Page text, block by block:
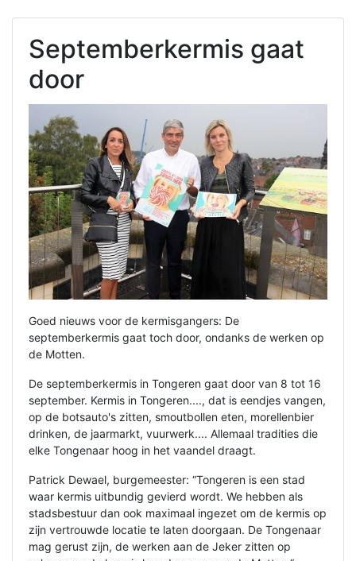
Septemberkermis gaat
door
Goed nieuws voor de kermisgangers: De
septemberkermis gaat toch door, ondanks de werken op
de Motten.
De septemberkermis in Tongeren gaat door van 8 tot 16
september. Kermis in Tongeren...., dat is eendjes vangen,
op de botsauto's zitten, smoutbollen eten, morellenbier
drinken, de jaarmarkt, vuurwerk.... Allemaal tradities die
elke Tongenaar hoog in het vaandel draagt.
Patrick Dewael, burgemeester: “Tongeren is een stad
waar kermis uitbundig gevierd wordt. We hebben als
stadsbestuur dan ook maximaal ingezet om de kermis op
zijn vertrouwde locatie te laten doorgaan. De Tongenaar
mag gerust zijn, de werken aan de Jeker zitten op